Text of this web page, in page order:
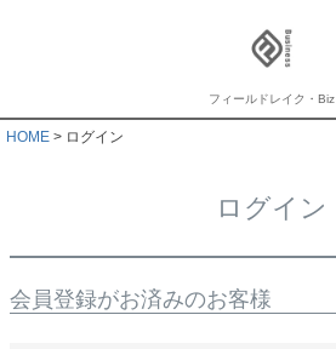
フィールドレイク・Biz
HOME ログイン
ログイン
会員登録がお済みのお客様